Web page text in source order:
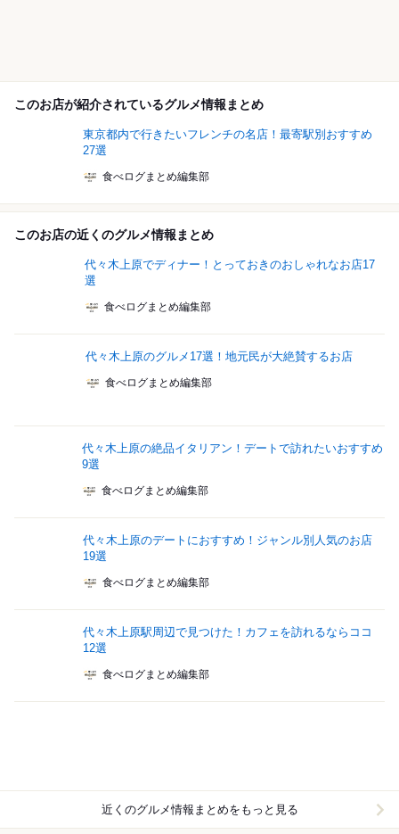
このお店が紹介されているグルメ情報まとめ
東京都内で行きたいフレンチの名店！最寄駅別おすすめ
27選
食べログまとめ編集部
このお店の近くのグルメ情報まとめ
代々木上原でディナー！とっておきのおしゃれなお店17
選
食べログまとめ編集部
代々木上原のグルメ17選！地元民が大絶賛するお店
食べログまとめ編集部
代々木上原の絶品イタリアン！デートで訪れたいおすすめ
9選
食べログまとめ編集部
代々木上原のデートにおすすめ！ジャンル別人気のお店
19選
食べログまとめ編集部
代々木上原駅周辺で見つけた！カフェを訪れるならココ
12選
食べログまとめ編集部
近くのグルメ情報まとめをもっと見る